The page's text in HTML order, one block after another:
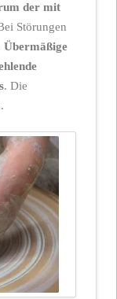
der mit
Störungen
Übermäßige
. Die